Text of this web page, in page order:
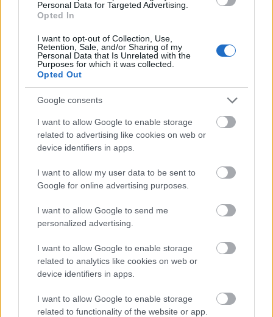
Personal Data for Targeted Advertising.
Opted In
I want to opt-out of Collection, Use,
Retention, Sale, and/or Sharing of my
Personal Data that Is Unrelated with the
Purposes for which it was collected.
Opted Out
Google consents
I want to allow Google to enable storage
related to advertising like cookies on web or
device identifiers in apps.
I want to allow my user data to be sent to
Google for online advertising purposes.
I want to allow Google to send me
personalized advertising.
I want to allow Google to enable storage
related to analytics like cookies on web or
device identifiers in apps.
I want to allow Google to enable storage
related to functionality of the website or app.
világevő•2015. december 31.
Hosszas mérlegelés után a Világevő zsűrije
egyhangú szavazáson megválasztotta az óév
éttermét. A Világevő Év Éttermének legfőbb
kritériuma, hogy - szemben a Michelinnel, GM-mel -
egyáltalán nem csak a tányéron levő étel alapján
születik a döntés, hanem úgy, ahogy…